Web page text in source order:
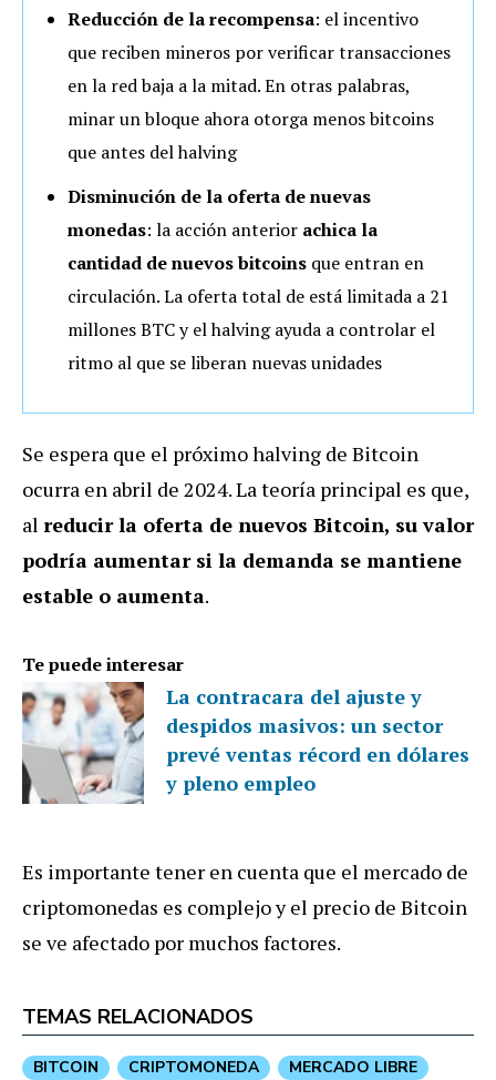
Reducción de la recompensa: el incentivo
que reciben mineros por verificar transacciones
en la red baja a la mitad. En otras palabras,
minar un bloque ahora otorga menos bitcoins
que antes del halving
Disminución de la oferta de nuevas
monedas: la acción anterior achica la
cantidad de nuevos bitcoins que entran en
circulación. La oferta total de está limitada a 21
millones BTC y el halving ayuda a controlar el
ritmo al que se liberan nuevas unidades
Se espera que el próximo halving de Bitcoin
ocurra en abril de 2024. La teoría principal es que,
al reducir la oferta de nuevos Bitcoin, su valor
podría aumentar si la demanda se mantiene
estable o aumenta.
Te puede interesar
La contracara del ajuste y
despidos masivos: un sector
prevé ventas récord en dólares
y pleno empleo
Es importante tener en cuenta que el mercado de
criptomonedas es complejo y el precio de Bitcoin
se ve afectado por muchos factores.
TEMAS RELACIONADOS
BITCOIN CRIPTOMONEDA
MERCADO LIBRE